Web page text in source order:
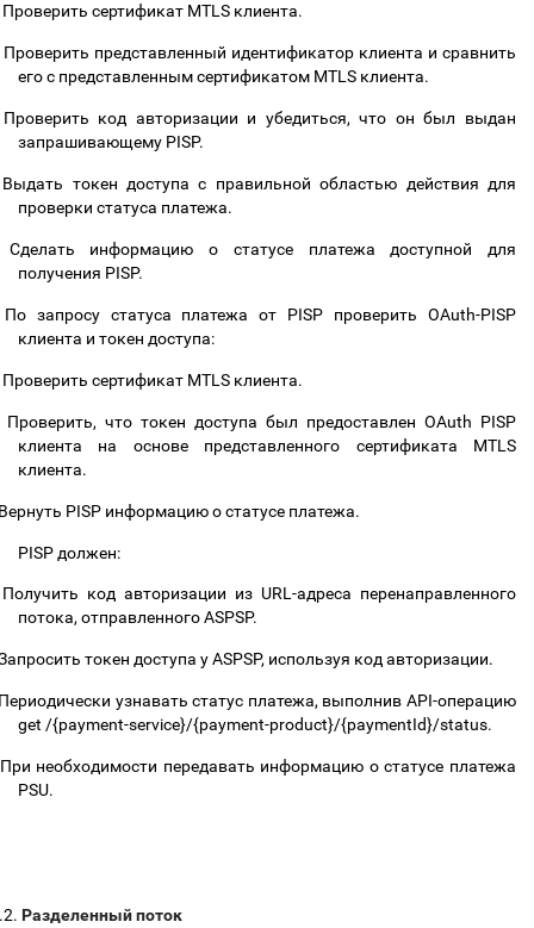
Проверить сертификат MTLS клиента.
Проверить представленный идентификатор клиента и сравнить
его с представленным сертификатом MTLS клиента.
Проверить код авторизации и убедиться, что он был выдан
запрашивающему PISP.
Выдать токен доступа с правильной областью действия для
проверки статуса платежа.
Сделать информацию о статусе платежа доступной для
получения PISP.
По запросу статуса платежа от PISP проверить OAuth-PISP
клиента и токен доступа:
Проверить сертификат MTLS клиента.
Проверить, что токен доступа был предоставлен OAuth PISP
клиента на основе представленного сертификата MTLS
клиента.
PISP информацию о статусе платежа.
PISP должен:
Получить код авторизации из URL-адреса перенаправленного
потока, отправленного ASPSP.
токен доступа у ASPSP, используя код авторизации.
узнавать статус платежа, выполнив API-операцию
get /{payment-service}/{payment-product}/{paymentId}/status.
При необходимости передавать информацию о статусе платежа
PSU.
Разделенный поток